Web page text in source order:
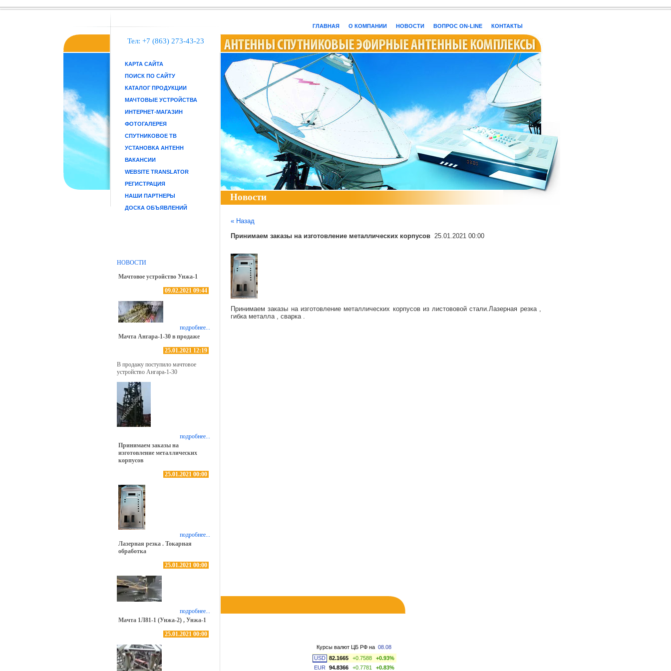
Тел: +7 (863) 273-43-23
КАРТА САЙТА
ПОИСК ПО САЙТУ
КАТАЛОГ ПРОДУКЦИИ
МАЧТОВЫЕ УСТРОЙСТВА
ИНТЕРНЕТ-МАГАЗИН
ФОТОГАЛЕРЕЯ
СПУТНИКОВОЕ ТВ
УСТАНОВКА АНТЕНН
ВАКАНСИИ
WEBSITE TRANSLATOR
РЕГИСТРАЦИЯ
НАШИ ПАРТНЕРЫ
ДОСКА ОБЪЯВЛЕНИЙ
НОВОСТИ
Мачтовое устройство Унжа-1
09.02.2021 09:44
подробнее...
Мачта Ангара-1-30 в продаже
25.01.2021 12:19
В продажу поступило мачтовое
устройство Ангара-1-30
подробнее...
Принимаем заказы на
изготовление металлических
корпусов
25.01.2021 00:00
подробнее...
Лазерная резка . Токарная
обработка
25.01.2021 00:00
подробнее...
Мачта 1Л81-1 (Унжа-2) , Унжа-1
25.01.2021 00:00
ГЛАВНАЯ О КОМПАНИИ НОВОСТИ ВОПРОС ON-LINE КОНТАКТЫ
Новости
« Назад
Принимаем заказы на изготовление металлических корпусов 25.01.2021 00:00
Принимаем заказы на изготовление металлических корпусов из листововой стали.Лазерная резка ,
гибка металла , сварка .